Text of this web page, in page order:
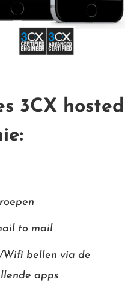
3CX hosted
to mail
Wifi bellen via de
apps